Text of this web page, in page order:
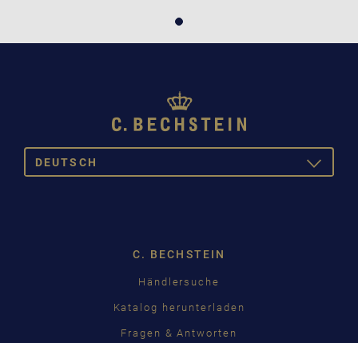
DEUTSCH
TOGGLE
C. BECHSTEIN
Händlersuche
Katalog herunterladen
Fragen & Antworten